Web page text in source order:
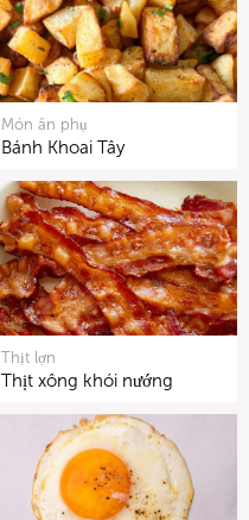
Món ăn phụ
Bánh Khoai Tây
Thịt lợn
Thịt xông khói nướng